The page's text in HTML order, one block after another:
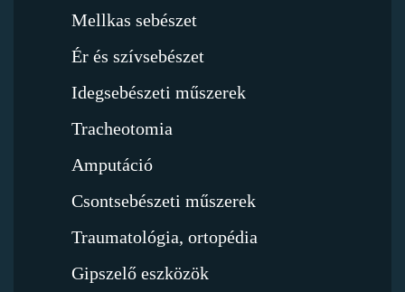
Mellkas sebészet
Ér és szívsebészet
Idegsebészeti műszerek
Tracheotomia
Amputáció
Csontsebészeti műszerek
Traumatológia, ortopédia
Gipszelő eszközök